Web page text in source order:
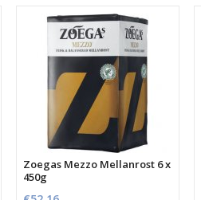
Zoegas Mezzo Mellanrost 6 x
450g